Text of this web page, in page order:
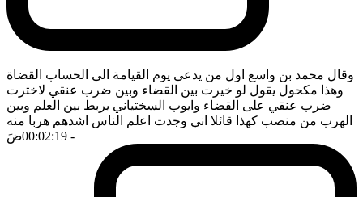
وقال محمد بن واسع اول من يدعى يوم القيامة الى الحساب القضاة
وهذا مكحول يقول لو خيرت بين القضاء وبين ضرب عنقي لاخترت
ضرب عنقي على القضاء وايوب السختياني يربط بين العلم وبين
الهرب من منصب كهذا قائلا اني وجدت اعلم الناس اشدهم هربا منه
- 00:02:19
ضَ